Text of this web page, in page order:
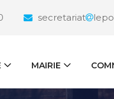
secretariat
MAIRIE